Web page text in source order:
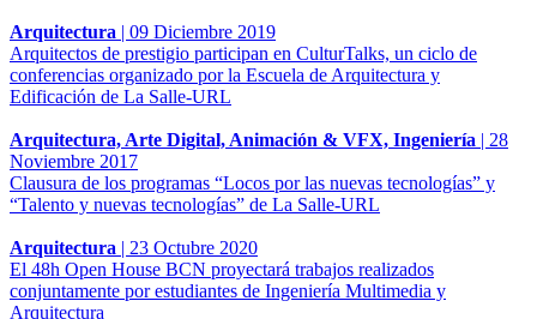
Arquitectura | 09 Diciembre 2019
Arquitectos de prestigio participan en CulturTalks, un ciclo de
conferencias organizado por la Escuela de Arquitectura y
Edificación de La Salle-URL
Arquitectura, Arte Digital, Animación & VFX, Ingeniería | 28
Noviembre 2017
Clausura de los programas “Locos por las nuevas tecnologías” y
“Talento y nuevas tecnologías” de La Salle-URL
Arquitectura | 23 Octubre 2020
El 48h Open House BCN proyectará trabajos realizados
conjuntamente por estudiantes de Ingeniería Multimedia y
Arquitectura